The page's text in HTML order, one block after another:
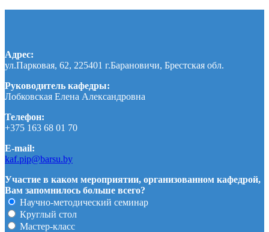
Адрес:
ул.Парковая, 62, 225401 г.Барановичи, Брестская обл.
Руководитель кафедры:
Лобковская Елена Александровна
Телефон:
+375 163 68 01 70
E-mail:
kaf.pip@barsu.by
Участие в каком мероприятии, организованном кафедрой,
Вам запомнилось больше всего?
Научно-методический семинар
Круглый стол
Мастер-класс